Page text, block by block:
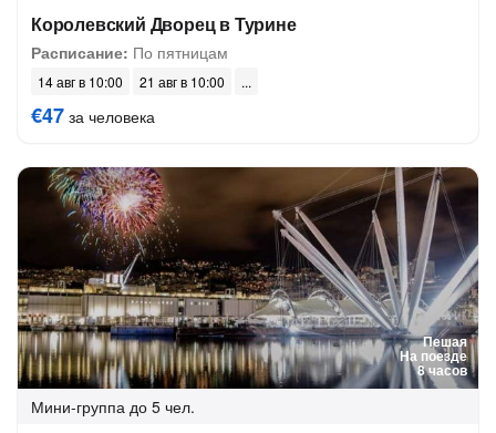
Королевский Дворец в Турине
Расписание: По пятницам
14 авг в 10:00 21 авг в 10:00
€47 за человека
Пешая
На поезде
8 часов
Мини-группа до 5 чел.